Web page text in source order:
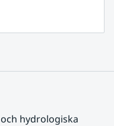
hydrologiska